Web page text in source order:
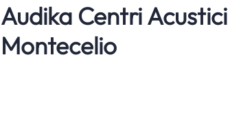
Audika Centri
Montecelio